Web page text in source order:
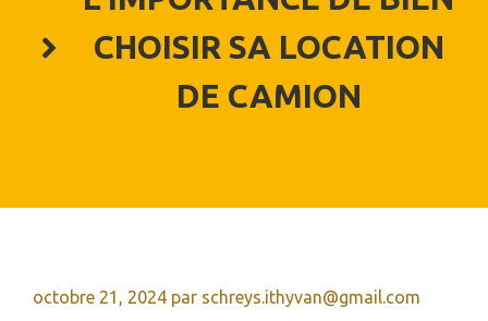
CHOISIR SA LOCATION
DE CAMION
octobre 21, 2024 par schreys.ithyvan@gmail.com